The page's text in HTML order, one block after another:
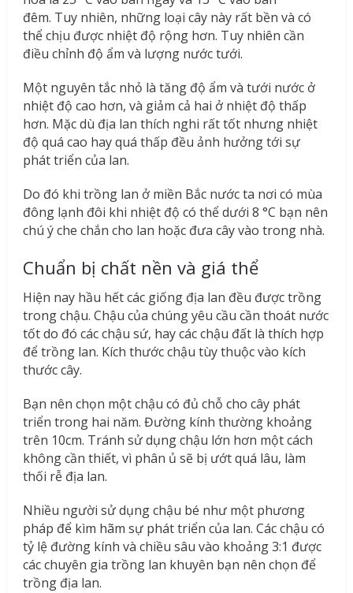
đêm. Tuy nhiên, những loại cây này rất bền và có
thể chịu được nhiệt độ rộng hơn. Tuy nhiên cần
điều chỉnh độ ẩm và lượng nước tưới.
Một nguyên tắc nhỏ là tăng độ ẩm và tưới nước ở
nhiệt độ cao hơn, và giảm cả hai ở nhiệt độ thấp
hơn. Mặc dù địa lan thích nghi rất tốt nhưng nhiệt
độ quá cao hay quá thấp đều ảnh hưởng tới sự
phát triển của lan.
Do đó khi trồng lan ở miền Bắc nước ta nơi có mùa
đông lạnh đôi khi nhiệt độ có thể dưới 8 °C bạn nên
chú ý che chắn cho lan hoặc đưa cây vào trong nhà.
Chuẩn bị chất nền và giá thể
Hiện nay hầu hết các giống địa lan đều được trồng
trong chậu. Chậu của chúng yêu cầu cần thoát nước
tốt do đó các chậu sứ, hay các chậu đất là thích hợp
để trồng lan. Kích thước chậu tùy thuộc vào kích
thước cây.
Bạn nên chọn một chậu có đủ chỗ cho cây phát
triển trong hai năm. Đường kính thường khoảng
trên 10cm. Tránh sử dụng chậu lớn hơn một cách
không cần thiết, vì phân ủ sẽ bị ướt quá lâu, làm
thối rễ địa lan.
Nhiều người sử dụng chậu bé như một phương
pháp để kìm hãm sự phát triển của lan. Các chậu có
tỷ lệ đường kính và chiều sâu vào khoảng 3:1 được
các chuyên gia trồng lan khuyên bạn nên chọn để
trồng địa lan.